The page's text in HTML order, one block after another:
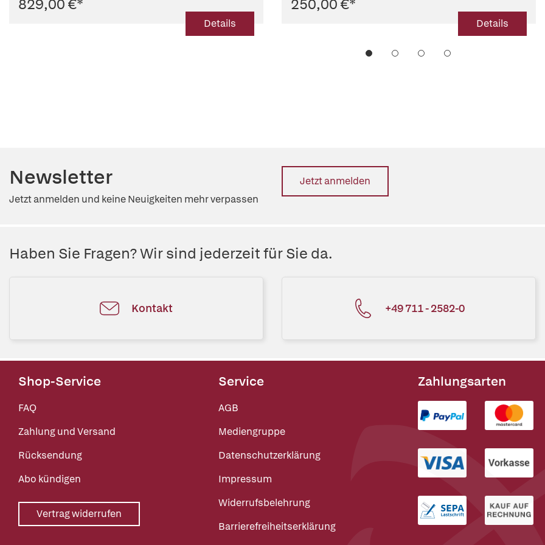
829,00 €*
Details
250,00 €*
Details
Newsletter
Jetzt anmelden und keine Neuigkeiten mehr verpassen
Jetzt anmelden
Haben Sie Fragen? Wir sind jederzeit für Sie da.
Kontakt +49 711 - 2582-0
Shop-Service
FAQ
Zahlung und Versand
Rücksendung
Abo kündigen
Vertrag widerrufen
Service
AGB
Mediengruppe
Datenschutzerklärung
Impressum
Widerrufsbelehrung
Barrierefreiheitserklärung
Zahlungsarten